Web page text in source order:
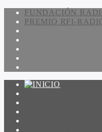
FUNDACIÓN
PREMIO RFI-